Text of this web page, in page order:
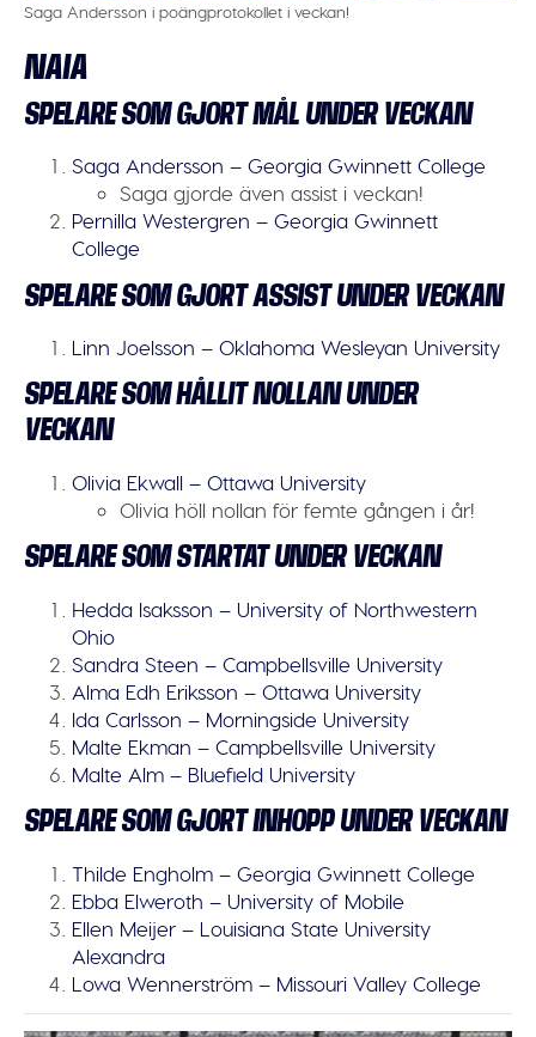
Saga Andersson i poängprotokollet i veckan!
NAIA
SPELARE SOM GJORT MÅL UNDER VECKAN
Saga Andersson – Georgia Gwinnett College
Saga gjorde även assist i veckan!
Pernilla Westergren – Georgia Gwinnett
College
SPELARE SOM GJORT ASSIST UNDER VECKAN
Linn Joelsson – Oklahoma Wesleyan University
SPELARE SOM HÅLLIT NOLLAN UNDER
VECKAN
Olivia Ekwall – Ottawa University
Olivia höll nollan för femte gången i år!
SPELARE SOM STARTAT UNDER VECKAN
Hedda Isaksson – University of Northwestern
Ohio
Sandra Steen – Campbellsville University
Alma Edh Eriksson – Ottawa University
Ida Carlsson – Morningside University
Malte Ekman – Campbellsville University
Malte Alm – Bluefield University
SPELARE SOM GJORT INHOPP UNDER VECKAN
Thilde Engholm – Georgia Gwinnett College
Ebba Elweroth – University of Mobile
Ellen Meijer – Louisiana State University
Alexandra
Lowa Wennerström – Missouri Valley College